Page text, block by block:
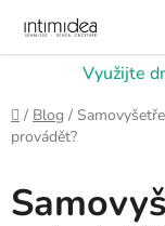
obsah
Využijte
Domů
/ Blog /
provádět?